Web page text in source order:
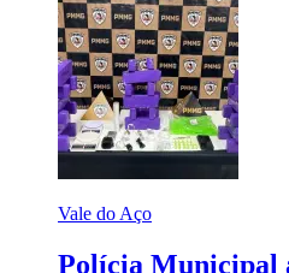
Vale do Aço
Polícia Municipal